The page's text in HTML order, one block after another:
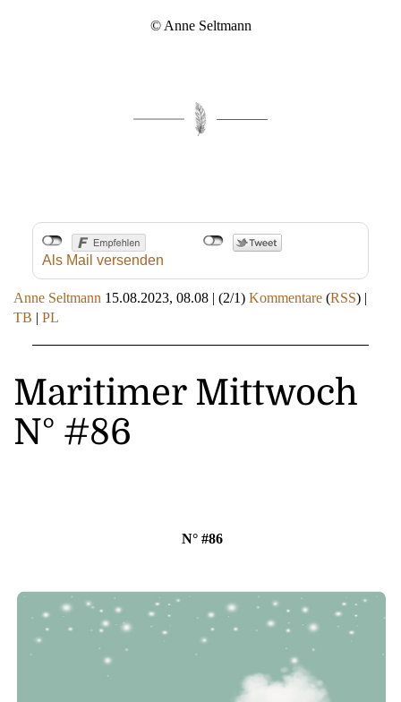
© Anne Seltmann
Als Mail versenden
Anne Seltmann 15.08.2023, 08.08 | (2/1) Kommentare (RSS) |
TB | PL
Maritimer Mittwoch
N° #86
N° #86